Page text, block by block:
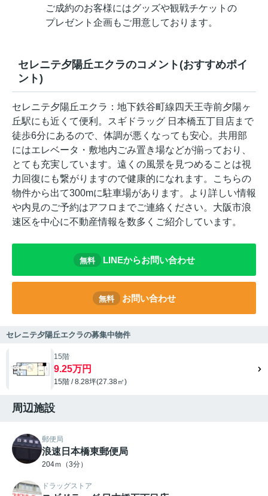
ご成約のお客様にはグッズや観戦チケットの
プレゼント企画もご用意しております。
セレニテ夕陽丘エクラのコメント(おすすめポイ
ント)
セレニテ夕陽丘エクラ：地下鉄谷町線四天王寺前夕陽ヶ
丘駅にも近くて便利。スギドラッグ 日本橋五丁目店まで
徒歩6分にあるので、体調が悪くなっても安心。共用部
にはエレベータ・敷地内ごみ置き場などが揃っており、
とても充実しています。遠くの風景を見つめることは視
力回復にも繋がりますので健康的になれます。こちらの
物件から出て300mに駐車場があります。より詳しい情報
や内見のご予約はアフロまでご連絡ください。大阪市浪
速区を中心に不動産情報を数多くご紹介しています。
無料 LINEからお問い合わせ
無料 お問い合わせ
セレニテ夕陽丘エクラの募集中物件
15階
9.25万円
15階 / 8.28坪(27.38㎡)
周辺施設
郵便局
浪速日本橋東郵便局
204ｍ（3分）
ドラッグストア